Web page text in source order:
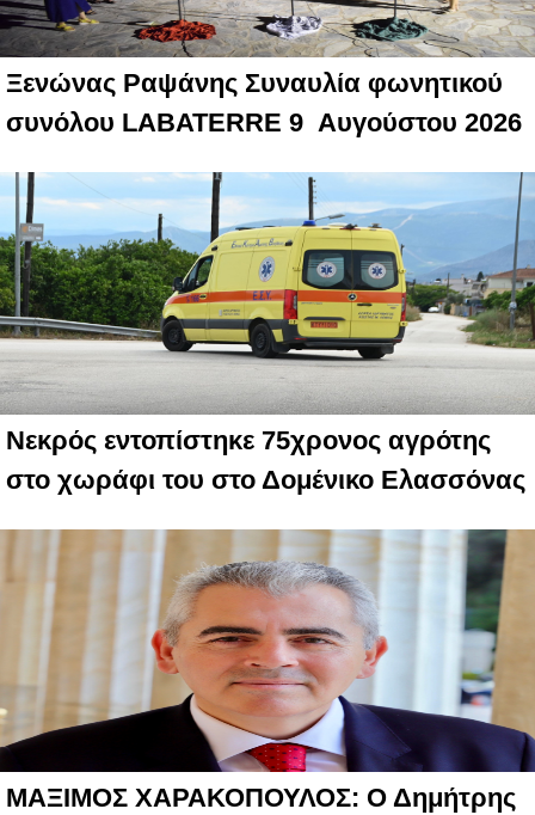
Ξενώνας Ραψάνης Συναυλία φωνητικού
συνόλου LABATERRE 9 Αυγούστου 2026
Νεκρός εντοπίστηκε 75χρονος αγρότης
στο χωράφι του στο Δομένικο Ελασσόνας
ΜΑΞΙΜΟΣ ΧΑΡΑΚΟΠΟΥΛΟΣ: Ο Δημήτρης